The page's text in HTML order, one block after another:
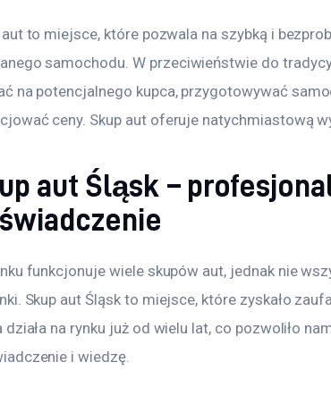
aut to miejsce, które pozwala na szybką i
samochodu. W przeciwieństwie do
na potencjalnego kupca, przygotowywać
ceny. Skup aut oferuje natychmiastową
aut Śląsk –
funkcjonuje wiele skupów aut, jednak nie
Skup aut Śląsk to miejsce, które zyskało
na rynku już od wielu lat, co pozwoliło
i wiedzę.